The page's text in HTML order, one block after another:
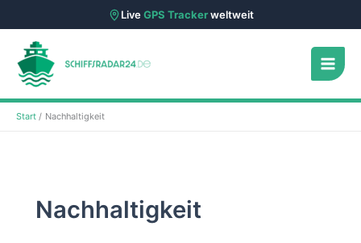
LiveGPS Trackerweltweit
Inhalt
springen
Start Nachhaltigkeit
Nachhaltigkeit